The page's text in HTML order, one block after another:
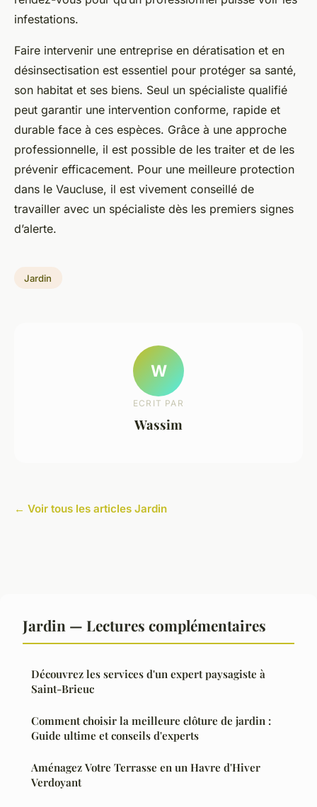
infestations.
Faire intervenir une entreprise en dératisation et en
désinsectisation est essentiel pour protéger sa santé,
son habitat et ses biens. Seul un spécialiste qualifié
peut garantir une intervention conforme, rapide et
durable face à ces espèces. Grâce à une approche
professionnelle, il est possible de les traiter et de les
prévenir efficacement. Pour une meilleure protection
dans le Vaucluse, il est vivement conseillé de
travailler avec un spécialiste dès les premiers signes
d’alerte.
Jardin
W
ECRIT PAR
Wassim
← Voir tous les articles Jardin
Jardin — Lectures complémentaires
Découvrez les services d'un expert paysagiste à
Saint-Brieuc
Comment choisir la meilleure clôture de jardin :
Guide ultime et conseils d'experts
Aménagez Votre Terrasse en un Havre d'Hiver
Verdoyant